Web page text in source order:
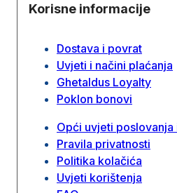
Korisne informacije
Dostava i povrat
Uvjeti i načini plaćanja
Ghetaldus Loyalty
Poklon bonovi
Opći uvjeti poslovanja
Pravila privatnosti
Politika kolačića
Uvjeti korištenja